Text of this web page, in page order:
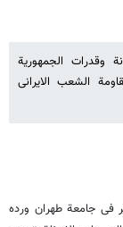
وقدرات الجمهوریة
الشعب الایرانی
فی جامعة طهران ورده